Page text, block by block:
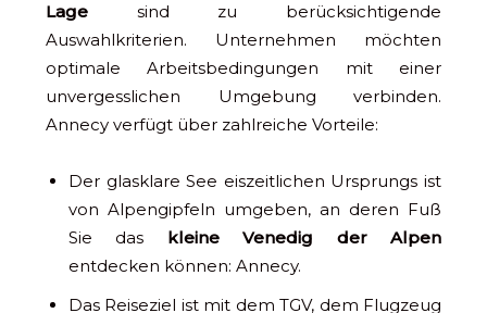
Lage sind zu berücksichtigende
Auswahlkriterien. Unternehmen möchten
optimale Arbeitsbedingungen mit einer
unvergesslichen Umgebung verbinden.
Annecy verfügt über zahlreiche Vorteile:
Der glasklare See eiszeitlichen Ursprungs ist
von Alpengipfeln umgeben, an deren Fuß
Sie das kleine Venedig der Alpen
entdecken können: Annecy.
Das Reiseziel ist mit dem TGV, dem Flugzeug